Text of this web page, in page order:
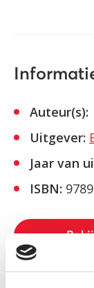
Auteur(s):
Uitgever:
Jaar van
ISBN: